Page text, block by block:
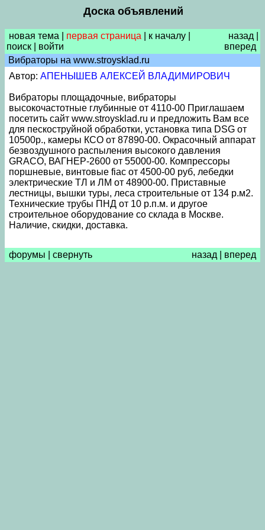
Доска объявлений
новая тема первая страница к началу
поиск
войти
назад
вперед
Вибраторы на www.stroysklad.ru
Автор: АПЕНЫШЕВ АЛЕКСЕЙ ВЛАДИМИРОВИЧ
Вибраторы площадочные, вибраторы
высокочастотные глубинные от 4110-00 Приглашаем
посетить сайт www.stroysklad.ru и предложить Вам все
для пескоструйной обработки, установка типа DSG от
10500р., камеры КСО от 87890-00. Окрасочный аппарат
безвоздушного распыления высокого давления
GRACO, ВАГНЕР-2600 от 55000-00. Компрессоры
поршневые, винтовые fiac от 4500-00 руб, лебедки
электрические ТЛ и ЛМ от 48900-00. Приставные
лестницы, вышки туры, леса строительные от 134 р.м2.
Технические трубы ПНД от 10 р.п.м. и другое
строительное оборудование со склада в Москве.
Наличие, скидки, доставка.
форумы свернуть назад вперед